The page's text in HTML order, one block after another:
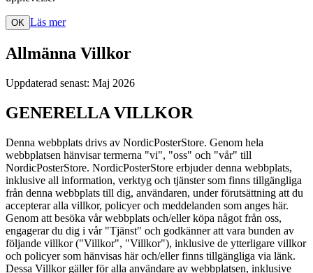
OK Läs mer
Allmänna Villkor
Uppdaterad senast: Maj 2026
GENERELLA VILLKOR
Denna webbplats drivs av NordicPosterStore. Genom hela
webbplatsen hänvisar termerna "vi", "oss" och "vår" till
NordicPosterStore. NordicPosterStore erbjuder denna webbplats,
inklusive all information, verktyg och tjänster som finns tillgängliga
från denna webbplats till dig, användaren, under förutsättning att du
accepterar alla villkor, policyer och meddelanden som anges här.
Genom att besöka vår webbplats och/eller köpa något från oss,
engagerar du dig i vår "Tjänst" och godkänner att vara bunden av
följande villkor ("Villkor", "Villkor"), inklusive de ytterligare villkor
och policyer som hänvisas här och/eller finns tillgängliga via länk.
Dessa Villkor gäller för alla användare av webbplatsen, inklusive